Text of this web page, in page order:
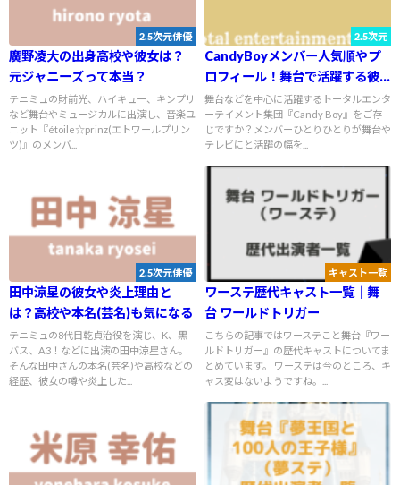
2.5次元俳優
廣野凌大の出身高校や彼女は？
元ジャニーズって本当？
テニミュの財前光、ハイキュー、キンプリ
など舞台やミュージカルに出演し、音楽ユ
ニット『étoile☆prinz(エトワールプリン
ツ)』のメンバ...
2.5次元
CandyBoyメンバー人気順やプ
ロフィール！舞台で活躍する彼
らの魅力を紹介します
舞台などを中心に活躍するトータルエンタ
ーテイメント集団『Candy Boy』をご存
じですか？メンバーひとりひとりが舞台や
テレビにと活躍の幅を...
2.5次元俳優
田中涼星の彼女や炎上理由と
は？高校や本名(芸名)も気になる
テニミュの8代目乾貞治役を演じ、K、黒
バス、A3！などに出演の田中涼星さん。
そんな田中さんの本名(芸名)や高校などの
経歴、彼女の噂や炎上した...
キャスト一覧
ワーステ歴代キャスト一覧｜舞
台 ワールドトリガー
こちらの記事ではワーステこと舞台『ワー
ルドトリガー』の歴代キャストについてま
とめています。 ワーステは今のところ、キ
ャス変はないようですね。...